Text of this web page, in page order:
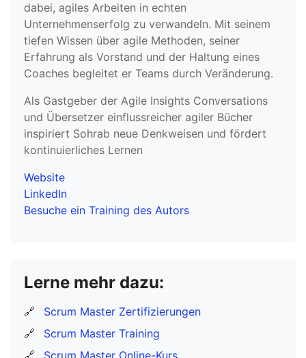
dabei, agiles Arbeiten in echten
Unternehmenserfolg zu verwandeln. Mit seinem
tiefen Wissen über agile Methoden, seiner
Erfahrung als Vorstand und der Haltung eines
Coaches begleitet er Teams durch Veränderung.
Als Gastgeber der Agile Insights Conversations
und Übersetzer einflussreicher agiler Bücher
inspiriert Sohrab neue Denkweisen und fördert
kontinuierliches Lernen
Website
LinkedIn
Besuche ein Training des Autors
Lerne mehr dazu:
🔗
Scrum Master Zertifizierungen
🔗
Scrum Master Training